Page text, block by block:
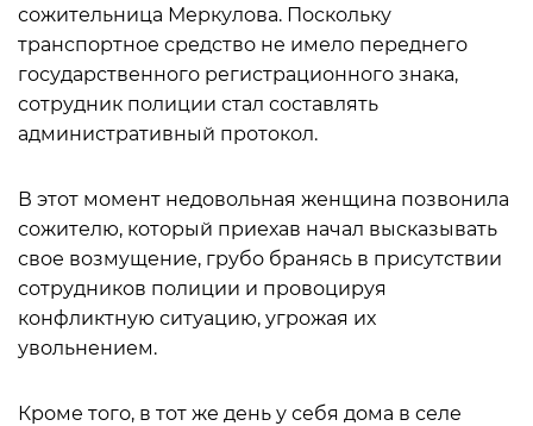
сожительница Меркулова. Поскольку
транспортное средство не имело переднего
государственного регистрационного знака,
сотрудник полиции стал составлять
административный протокол.
В этот момент недовольная женщина позвонила
сожителю, который приехав начал высказывать
свое возмущение, грубо бранясь в присутствии
сотрудников полиции и провоцируя
конфликтную ситуацию, угрожая их
увольнением.
Кроме того, в тот же день у себя дома в селе